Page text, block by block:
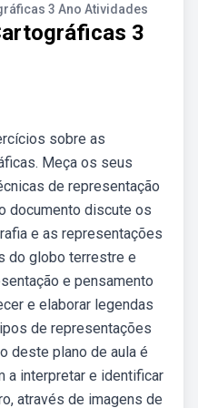
3 Ano Atividades
3
sobre as
Meça os seus
de representação
documento discute os
e as representações
do globo terrestre e
e pensamento
e elaborar legendas
de representações
deste plano de aula é
a interpretar e identificar
através de imagens de